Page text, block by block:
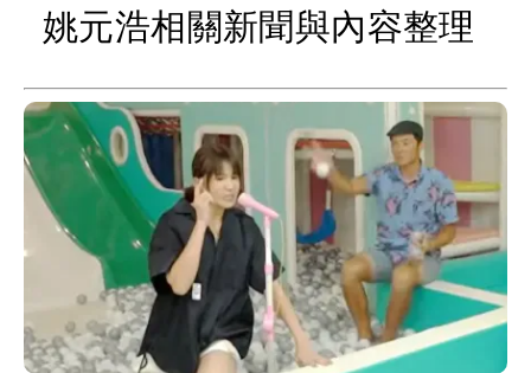
姚元浩相關新聞與內容整理